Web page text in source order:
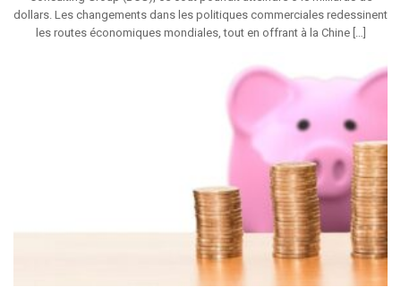
dollars. Les changements dans les politiques commerciales redessinent
les routes économiques mondiales, tout en offrant à la Chine […]